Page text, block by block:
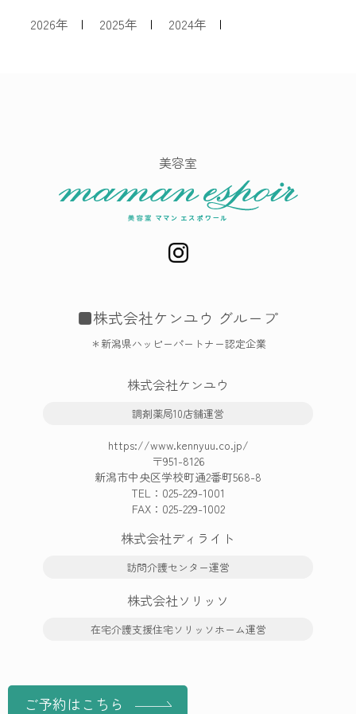
ご予約はこちら
2026年 | 2025年 | 2024年 |
美容室
■株式会社ケンユウ グループ
＊新潟県ハッピーパートナー認定企業
株式会社ケンユウ
調剤薬局10店舗運営
https://www.kennyuu.co.jp/
〒951-8126
新潟市中央区学校町通2番町568-8
TEL： 025-229-1001
FAX：025-229-1002
株式会社ディライト
訪問介護センター運営
株式会社ソリッソ
在宅介護支援住宅ソリッソホーム運営